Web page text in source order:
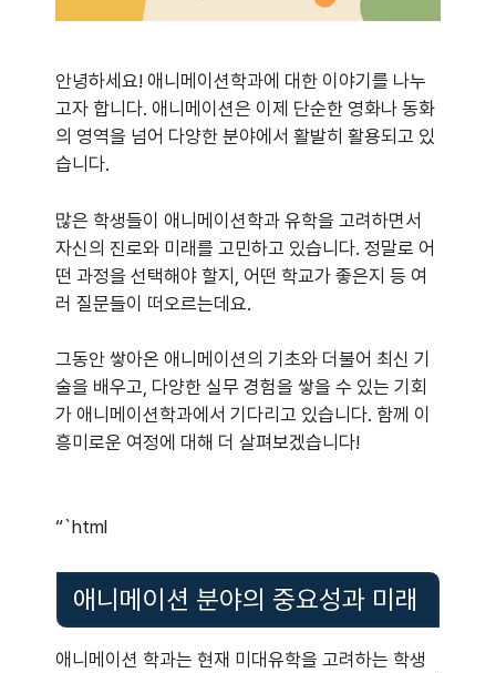
안녕하세요! 애니메이션학과에 대한 이야기를 나누
고자 합니다. 애니메이션은 이제 단순한 영화나 동화
의 영역을 넘어 다양한 분야에서 활발히 활용되고 있
습니다.
많은 학생들이 애니메이션학과 유학을 고려하면서
자신의 진로와 미래를 고민하고 있습니다. 정말로 어
떤 과정을 선택해야 할지, 어떤 학교가 좋은지 등 여
러 질문들이 떠오르는데요.
그동안 쌓아온 애니메이션의 기초와 더불어 최신 기
술을 배우고, 다양한 실무 경험을 쌓을 수 있는 기회
가 애니메이션학과에서 기다리고 있습니다. 함께 이
흥미로운 여정에 대해 더 살펴보겠습니다!
“`html
애니메이션 분야의 중요성과 미래
애니메이션 학과는 현재 미대유학을 고려하는 학생